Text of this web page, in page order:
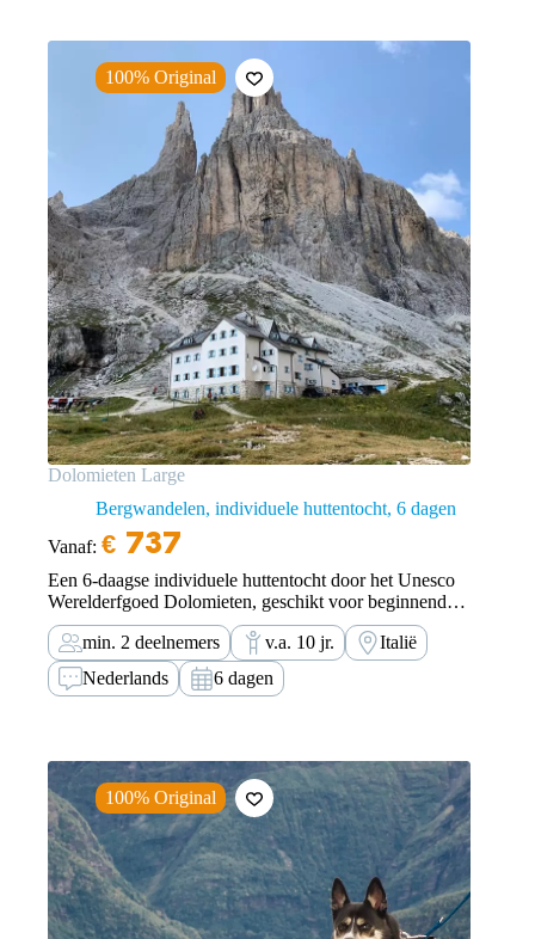
100% Original
Dolomieten Large
Bergwandelen, individuele huttentocht 6 dagen
Vanaf: € 737
Een 6-daagse individuele huttentocht door het Unesco
Werelderfgoed Dolomieten, geschikt voor beginnende
en licht gevorderde bergwandelaars. Je loopt zelfstandig
en op eigen risico met behulp van onze wandelapp.
min. 2 deelnemers v.a. 10 jr.
Italië
Nederlands
6 dagen
100% Original